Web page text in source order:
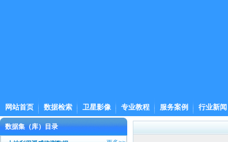
网站首页 数据检索 卫星影像 专业教程 服务案例 行业新闻
数据集（库）目录